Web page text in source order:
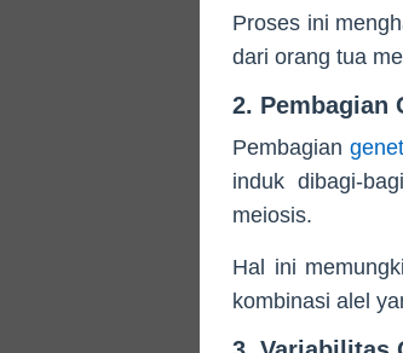
Proses ini
dari orang tua
2. Pembagian
Pembagian
induk dibagi-
meiosis.
Hal ini
kombinasi alel